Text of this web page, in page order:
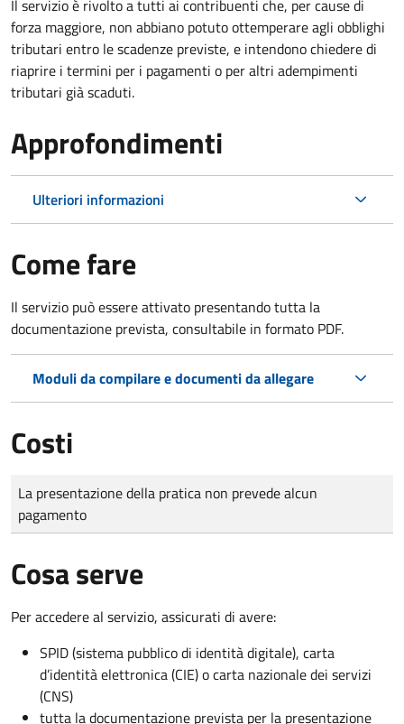
Il servizio è rivolto a tutti ai contribuenti che, per cause di
forza maggiore, non abbiano potuto ottemperare agli obblighi
tributari entro le scadenze previste, e intendono chiedere di
riaprire i termini per i pagamenti o per altri adempimenti
tributari già scaduti.
Approfondimenti
Ulteriori informazioni
Come fare
Il servizio può essere attivato presentando tutta la
documentazione prevista, consultabile in formato PDF.
Moduli da compilare e documenti da allegare
Costi
Tipo di pagamento
Importo
La presentazione della pratica non prevede alcun
pagamento
Cosa serve
Per accedere al servizio, assicurati di avere:
SPID (sistema pubblico di identità digitale), carta
d’identità elettronica (CIE) o carta nazionale dei servizi
(CNS)
tutta la documentazione prevista per la presentazione